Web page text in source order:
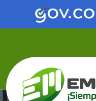
Saltar al contenido principal